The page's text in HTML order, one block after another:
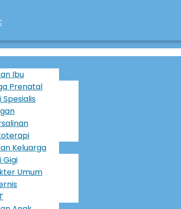
Ibu
Prenatal
Spesialis
Keluarga
Gigi
Umum